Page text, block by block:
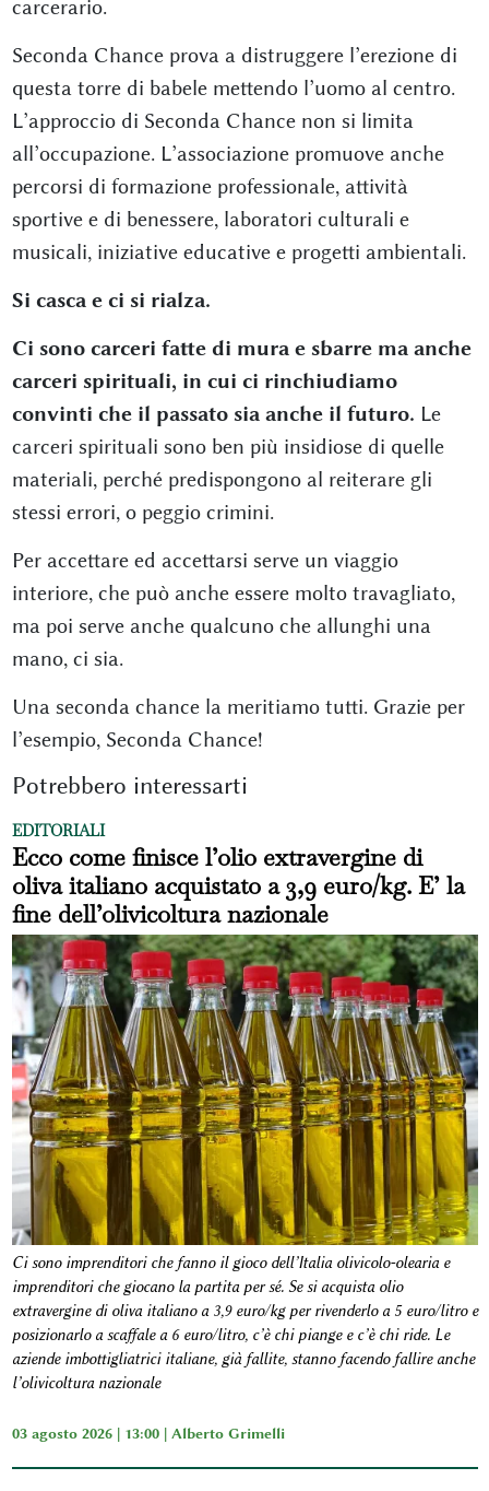
carcerario.
Seconda Chance prova a distruggere l’erezione di
questa torre di babele mettendo l’uomo al centro.
L’approccio di Seconda Chance non si limita
all’occupazione. L’associazione promuove anche
percorsi di formazione professionale, attività
sportive e di benessere, laboratori culturali e
musicali, iniziative educative e progetti ambientali.
Si casca e ci si rialza.
Ci sono carceri fatte di mura e sbarre ma anche
carceri spirituali, in cui ci rinchiudiamo
convinti che il passato sia anche il futuro. Le
carceri spirituali sono ben più insidiose di quelle
materiali, perché predispongono al reiterare gli
stessi errori, o peggio crimini.
Per accettare ed accettarsi serve un viaggio
interiore, che può anche essere molto travagliato,
ma poi serve anche qualcuno che allunghi una
mano, ci sia.
Una seconda chance la meritiamo tutti. Grazie per
l’esempio, Seconda Chance!
Potrebbero interessarti
EDITORIALI
Ecco come finisce l’olio extravergine di
oliva italiano acquistato a 3,9 euro/kg. E’ la
fine dell’olivicoltura nazionale
Ci sono imprenditori che fanno il gioco dell’Italia olivicolo-olearia e
imprenditori che giocano la partita per sé. Se si acquista olio
extravergine di oliva italiano a 3,9 euro/kg per rivenderlo a 5 euro/litro e
posizionarlo a scaffale a 6 euro/litro, c’è chi piange e c’è chi ride. Le
aziende imbottigliatrici italiane, già fallite, stanno facendo fallire anche
l’olivicoltura nazionale
03 agosto 2026 | 13:00 | Alberto Grimelli